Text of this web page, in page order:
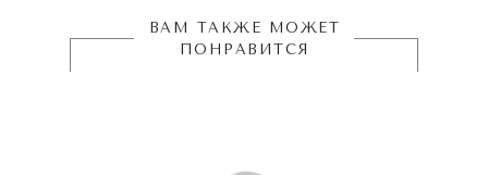
ВАМ ТАКЖЕ МОЖЕТ
ПОНРАВИТСЯ